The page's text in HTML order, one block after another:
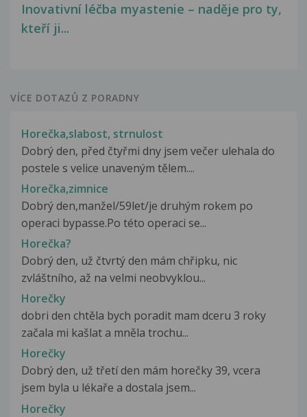
Inovativní léčba myastenie – naděje pro ty,
kteří ji...
VÍCE DOTAZŮ Z PORADNY
Horečka,slabost, strnulost
Dobrý den, před čtyřmi dny jsem večer ulehala do
postele s velice unaveným tělem....
Horečka,zimnice
Dobrý den,manžel/59let/je druhým rokem po
operaci bypasse.Po této operaci se...
Horečka?
Dobrý den, už čtvrtý den mám chřipku, nic
zvláštního, až na velmi neobvyklou...
Horečky
dobri den chtěla bych poradit mam dceru 3 roky
začala mi kašlat a mněla trochu...
Horečky
Dobrý den, už třetí den mám horečky 39, vcera
jsem byla u lékaře a dostala jsem...
Horečky